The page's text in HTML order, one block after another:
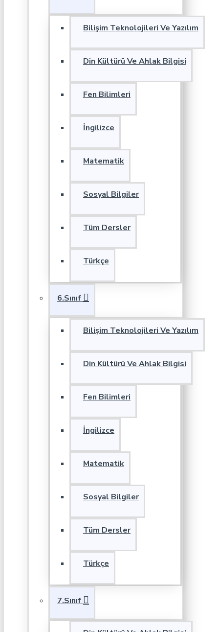
Bilişim Teknolojileri Ve Yazılım
Din Kültürü Ve Ahlak Bilgisi
Fen Bilimleri
İngilizce
Matematik
Sosyal Bilgiler
Tüm Dersler
Türkçe
6.Sınıf
Bilişim Teknolojileri Ve Yazılım
Din Kültürü Ve Ahlak Bilgisi
Fen Bilimleri
İngilizce
Matematik
Sosyal Bilgiler
Tüm Dersler
Türkçe
7.Sınıf